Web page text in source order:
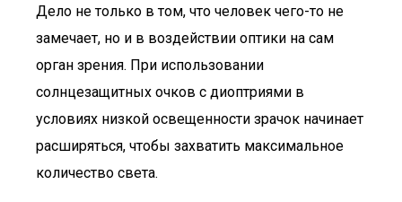
Дело не только в том, что человек чего-то не
замечает, но и в воздействии оптики на сам
орган зрения. При использовании
солнцезащитных очков с диоптриями в
условиях низкой освещенности зрачок начинает
расширяться, чтобы захватить максимальное
количество света.